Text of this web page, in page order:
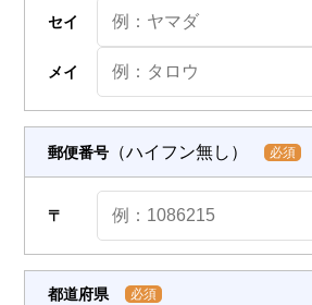
セイ
メイ
郵便番号（ハイフン無し） 必須
〒
都道府県 必須